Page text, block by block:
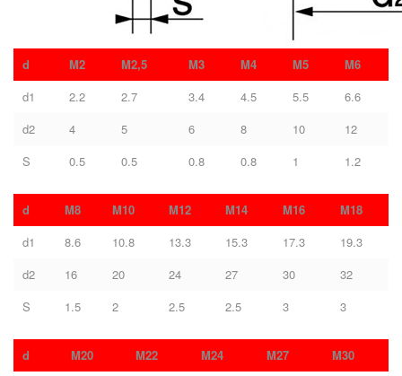
d M2 M2,5 M3 M4 M5
M6
d1
2.2 2.7 3.4 4.5 5.5
6.6
d2
4 5 6 8 10
12
S
0.5 0.5 0.8 0.8 1 1.2
d M8 M10 M12 M14 M16
M18
d1
8.6 10.8 13.3 15.3 17.3
19.3
d2
16 20 24 27 30
32
S
1.5 2 2.5 2.5 3 3
d M20 M22 M24 M27
M30